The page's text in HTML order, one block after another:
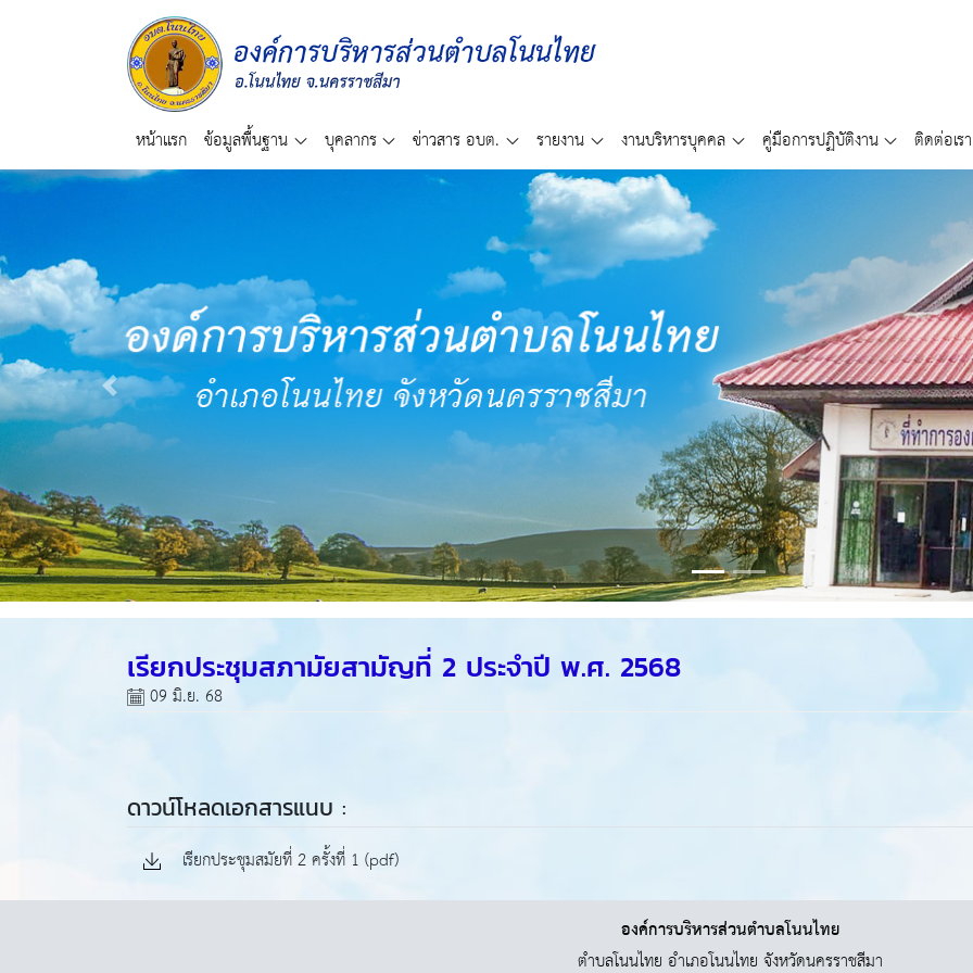
หน้าแรก ข้อมูลพื้นฐาน บุคลากร ข่าวสาร อบต. รายงาน งานบริหารบุคคล คู่มือการปฏิบัติงาน ติดต่อเรา
Previous
เรียกประชุมสภามัยสามัญที่ 2 ประจำปี พ.ศ. 2568
09 มิ.ย. 68
ดาวน์โหลดเอกสารแนบ :
เรียกประชุมสมัยที่ 2 ครั้งที่ 1 (pdf)
องค์การบริหารส่วนตำบลโนนไทย
ตำบลโนนไทย อำเภอโนนไทย จังหวัดนครราชสีมา